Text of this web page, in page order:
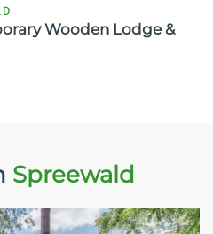
Wooden Lodge &
Spreewald